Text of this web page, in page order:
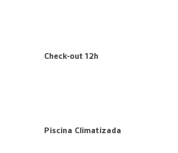
Check-out 12h
Piscina Climatizada